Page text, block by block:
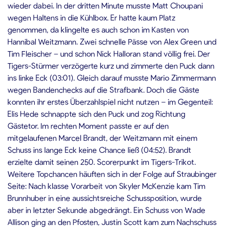
wieder dabei. In der dritten Minute musste Matt Choupani
wegen Haltens in die Kühlbox. Er hatte kaum Platz
genommen, da klingelte es auch schon im Kasten von
Hannibal Weitzmann. Zwei schnelle Pässe von Alex Green und
Tim Fleischer – und schon Nick Halloran stand völlig frei. Der
Tigers-Stürmer verzögerte kurz und zimmerte den Puck dann
ins linke Eck (03:01). Gleich darauf musste Mario Zimmermann
wegen Bandenchecks auf die Strafbank. Doch die Gäste
konnten ihr erstes Überzahlspiel nicht nutzen – im Gegenteil:
Elis Hede schnappte sich den Puck und zog Richtung
Gästetor. Im rechten Moment passte er auf den
mitgelaufenen Marcel Brandt, der Weitzmann mit einem
Schuss ins lange Eck keine Chance ließ (04:52). Brandt
erzielte damit seinen 250. Scorerpunkt im Tigers-Trikot.
Weitere Topchancen häuften sich in der Folge auf Straubinger
Seite: Nach klasse Vorarbeit von Skyler McKenzie kam Tim
Brunnhuber in eine aussichtsreiche Schussposition, wurde
aber in letzter Sekunde abgedrängt. Ein Schuss von Wade
Allison ging an den Pfosten, Justin Scott kam zum Nachschuss